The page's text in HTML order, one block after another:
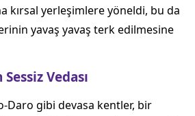
kırsal yerleşimlere yöneldi, bu da
yavaş yavaş terk edilmesine
Vedası
Daro gibi devasa kentler, bir